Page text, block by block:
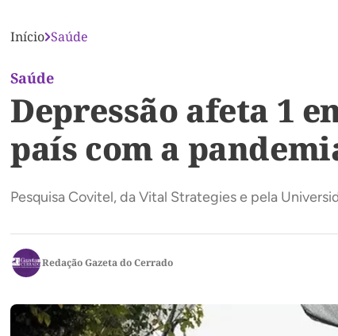
Início Saúde
Saúde
Depressão afeta 1
país com a
Pesquisa Covitel, da Vital Strategies e pela
Redação Gazeta do Cerrado